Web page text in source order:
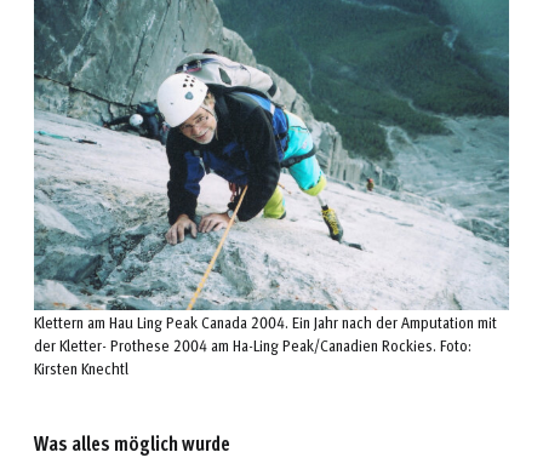
Klettern am Hau Ling Peak Canada 2004. Ein Jahr nach der Amputation mit
der Kletter- Prothese 2004 am Ha-Ling Peak/Canadien Rockies. Foto:
Kirsten Knechtl
Was alles möglich wurde